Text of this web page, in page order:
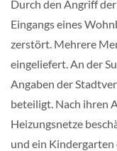
Durch den Angriff
Eingangs eines
zerstört. Mehrere
eingeliefert. An der
Angaben der
beteiligt. Nach ihren
Heizungsnetze
und ein Kindergarten